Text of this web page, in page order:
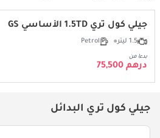
جيلي كول تري 1.5TD الأساسي GS
1.5 ليتر Petrol
بدءا من
درهم 75,500
جيلي كول تري البدائل